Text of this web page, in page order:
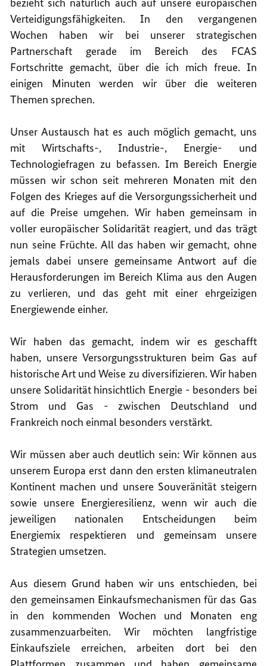
Verteidigungsfähigkeiten. In den vergangenen
Wochen haben wir bei unserer strategischen
Partnerschaft gerade im Bereich des FCAS
Fortschritte gemacht, über die ich mich freue. In
einigen Minuten werden wir über die weiteren
Themen sprechen.
Unser Austausch hat es auch möglich gemacht, uns
mit Wirtschafts-, Industrie-, Energie- und
Technologiefragen zu befassen. Im Bereich Energie
müssen wir schon seit mehreren Monaten mit den
Folgen des Krieges auf die Versorgungssicherheit und
auf die Preise umgehen. Wir haben gemeinsam in
voller europäischer Solidarität reagiert, und das trägt
nun seine Früchte. All das haben wir gemacht, ohne
jemals dabei unsere gemeinsame Antwort auf die
Herausforderungen im Bereich Klima aus den Augen
zu verlieren, und das geht mit einer ehrgeizigen
Energiewende einher.
Wir haben das gemacht, indem wir es geschafft
haben, unsere Versorgungsstrukturen beim Gas auf
historische Art und Weise zu diversifizieren. Wir haben
unsere Solidarität hinsichtlich Energie - besonders bei
Strom und Gas - zwischen Deutschland und
Frankreich noch einmal besonders verstärkt.
Wir müssen aber auch deutlich sein: Wir können aus
unserem Europa erst dann den ersten klimaneutralen
Kontinent machen und unsere Souveränität steigern
sowie unsere Energieresilienz, wenn wir auch die
jeweiligen nationalen Entscheidungen beim
Energiemix respektieren und gemeinsam unsere
Strategien umsetzen.
Aus diesem Grund haben wir uns entschieden, bei
den gemeinsamen Einkaufsmechanismen für das Gas
in den kommenden Wochen und Monaten eng
zusammenzuarbeiten. Wir möchten langfristige
Einkaufsziele erreichen, arbeiten dort bei den